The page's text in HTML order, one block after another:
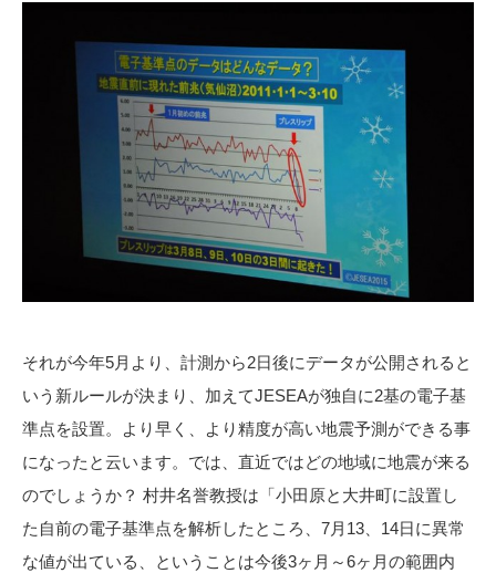
それが今年5月より、計測から2日後にデータが公開されると
いう新ルールが決まり、加えてJESEAが独自に2基の電子基
準点を設置。より早く、より精度が高い地震予測ができる事
になったと云います。では、直近ではどの地域に地震が来る
のでしょうか？ 村井名誉教授は「小田原と大井町に設置し
た自前の電子基準点を解析したところ、7月13、14日に異常
な値が出ている、ということは今後3ヶ月～6ヶ月の範囲内